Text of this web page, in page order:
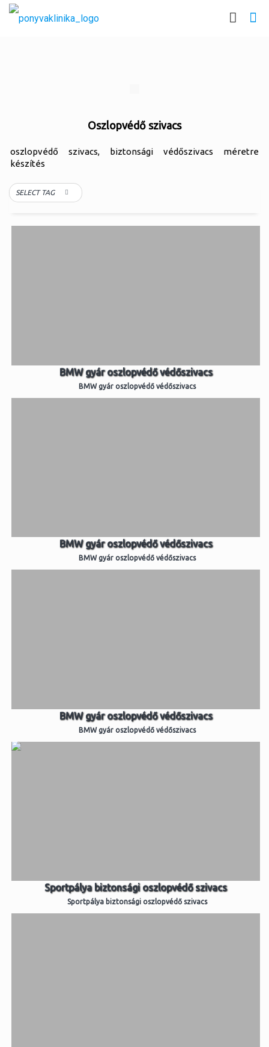
Oszlopvédő szivacs
oszlopvédő szivacs, biztonsági védőszivacs méretre
készítés
SELECT TAG
BMW gyár oszlopvédő védőszivacs
BMW gyár oszlopvédő védőszivacs
BMW gyár oszlopvédő védőszivacs
BMW gyár oszlopvédő védőszivacs
BMW gyár oszlopvédő védőszivacs
BMW gyár oszlopvédő védőszivacs
Sportpálya biztonsági oszlopvédő szivacs
Sportpálya biztonsági oszlopvédő szivacs